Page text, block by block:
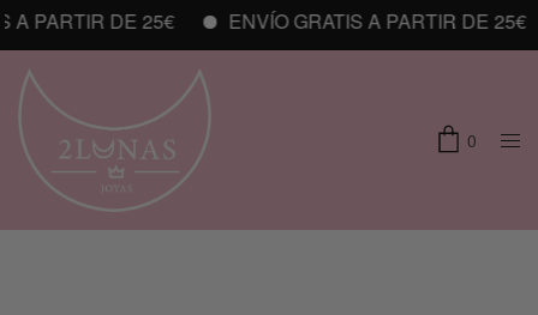
PARTIR DE 25€ ENVÍO GRATIS A PARTIR DE 25€
0